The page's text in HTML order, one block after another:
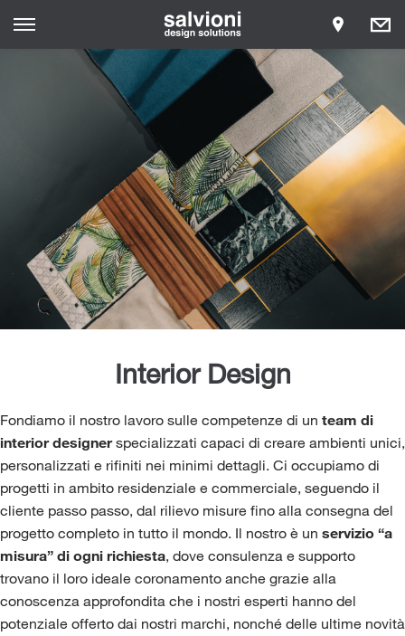
Interior Design
Fondiamo il nostro lavoro sulle competenze di un team di
interior designerspecializzati capaci di creare ambienti unici,
personalizzati e rifiniti nei minimi dettagli. Ci occupiamo di
progetti in ambito residenziale e commerciale, seguendo il
cliente passo passo, dal rilievo misure fino alla consegna del
progetto completo in tutto il mondo. Il nostro è un servizio “a
misura” di ogni richiesta, dove consulenza e supporto
trovano il loro ideale coronamento anche grazie alla
conoscenza approfondita che i nostri esperti hanno del
potenziale offerto dai nostri marchi, nonché delle ultime novità